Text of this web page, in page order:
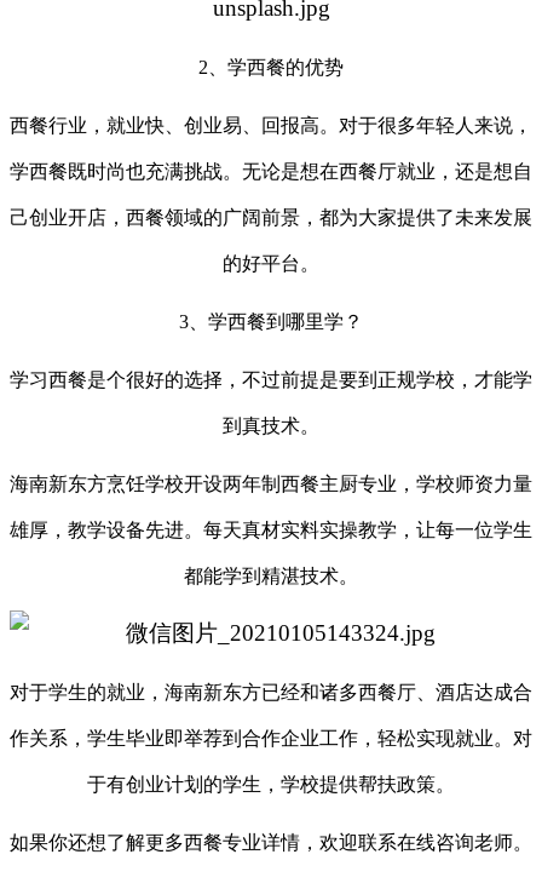
2 学西餐的优势
西餐行业，就业快、创业易、回报高。对于很多年轻人来说，
学西餐既时尚也充满挑战。无论是想在西餐厅就业，还是想自
己创业开店，西餐领域的广阔前景，都为大家提供了未来发展
的好平台。
3 学西餐到哪里学？
学习西餐是个很好的选择，不过前提是要到正规学校，才能学
到真技术。
海南新东方烹饪学校开设两年制西餐主厨专业，学校师资力量
雄厚，教学设备先进。 每天真材实料实操教学，让每一位学生
都能学到精湛技术。
对于学生的就业，海南新东方已经和诸多西餐厅、酒店达成合
作关系，学生毕业即举荐到合作企业工作，轻松实现就业。对
于有创业计划的学生，学校提供帮扶政策。
如果你还想了解更多西餐专业详情，欢迎联系在线咨询老师。